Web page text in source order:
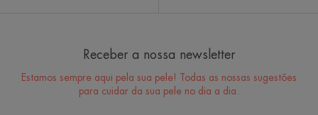
Receber a nossa newsletter
Estamos sempre aqui pela sua pele! Todas as nossas sugestões
para cuidar da sua pele no dia a dia.